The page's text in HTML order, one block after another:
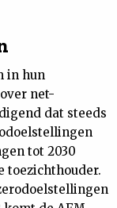
in hun
net-
dat steeds
tot 2030
toezichthouder.